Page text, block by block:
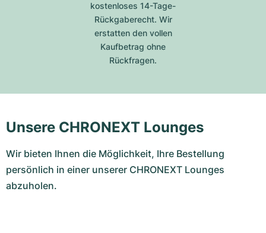
kostenloses 14-Tage-
Rückgaberecht. Wir
erstatten den vollen
Kaufbetrag ohne
Rückfragen.
Unsere CHRONEXT Lounges
Wir bieten Ihnen die Möglichkeit, Ihre Bestellung
persönlich in einer unserer CHRONEXT Lounges
abzuholen.